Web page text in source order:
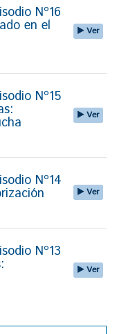
Nº16
en el Ver
Nº15
Ver
Nº14
Ver
Nº13
Ver